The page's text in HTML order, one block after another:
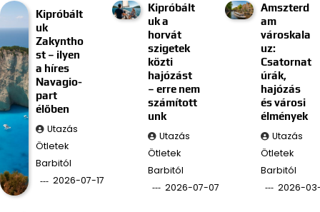
Kipróbált
uk
Zakyntho
st – ilyen
a híres
Navagio-
part
élőben
Utazás
Ötletek
Barbitól
2026-07-17
Kipróbált
uk a
horvát
szigetek
közti
hajózást
– erre nem
számított
unk
Utazás
Ötletek
Barbitól
2026-07-07
Amszterd
am
városkala
uz:
Csatornat
úrák,
hajózás
és városi
élmények
Utazás
Ötletek
Barbitól
2026-